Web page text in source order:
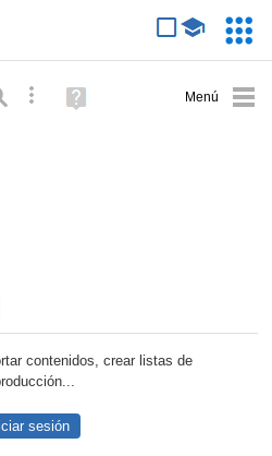
Búsqueda avanzada
Ayuda
(en
contenidos, crear listas de
sesión